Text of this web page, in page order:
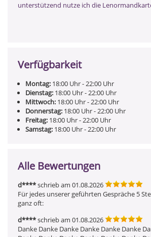
unterstützend nutze ich die
Verfügbarkeit
Montag: 18:00 Uhr- 22:00 Uhr
Dienstag: 18:00 Uhr- 22:00 Uhr
Mittwoch: 18:00 Uhr- 22:00 Uhr
Donnerstag: 18:00 Uhr- 22:00 Uhr
Freitag: 18:00 Uhr- 22:00 Uhr
Samstag: 18:00 Uhr- 22:00 Uhr
Alle Bewertungen
d****schrieb am 01.08.2026
Für jedes unserer geführten Gespräche 5
ganz oft:
d****schrieb am 01.08.2026
Danke Danke Danke Danke Danke Danke